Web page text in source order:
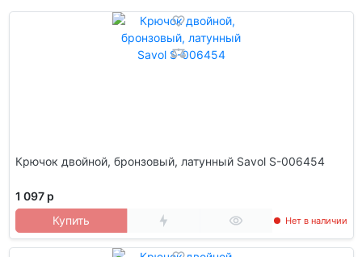
Крючок двойной, бронзовый, латунный Savol S-006454
1 097 р
Купить
Нет в наличии